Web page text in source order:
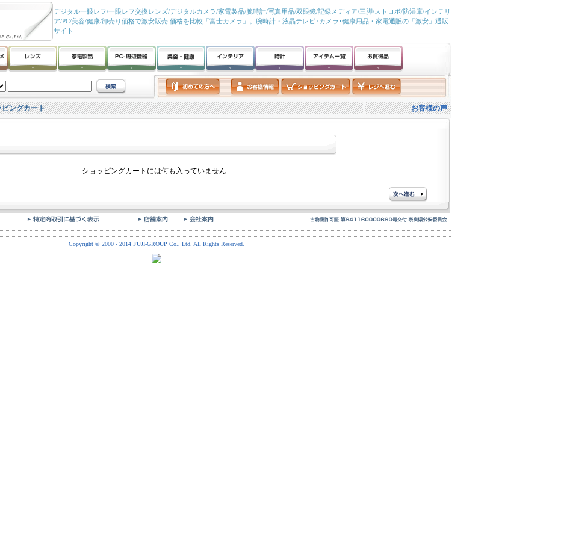
デジタル一眼レフ/一眼レフ交換レンズ/デジタルカメラ/家電製品/腕時計/写真用品/双眼鏡/記録メディア/三脚/ストロボ/防湿庫/インテリ
ア/PC/美容/健康/卸売り価格で激安販売 価格を比較「富士カメラ」。腕時計・液晶テレビ･カメラ･健康用品・家電通販の「激安」通販
サイト
ピングカート お客様の声
ショッピングカートには何も入っていません...
Copyright © 2000 - 2014 FUJI-GROUP Co., Ltd. All Rights Reserved.